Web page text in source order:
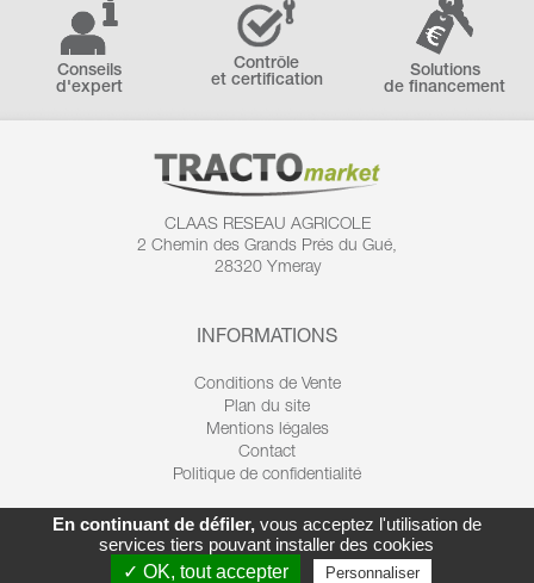
Conseils
d'expert
Contrôle
et certification
Solutions
de financement
CLAAS RESEAU AGRICOLE
2 Chemin des Grands Prés du Gué,
28320 Ymeray
INFORMATIONS
Conditions de Vente
Plan du site
Mentions légales
Contact
Politique de confidentialité
En continuant de défiler,vous acceptez l'utilisation de
services tiers pouvant installer des cookies
✓ OK, tout accepter
Personnaliser